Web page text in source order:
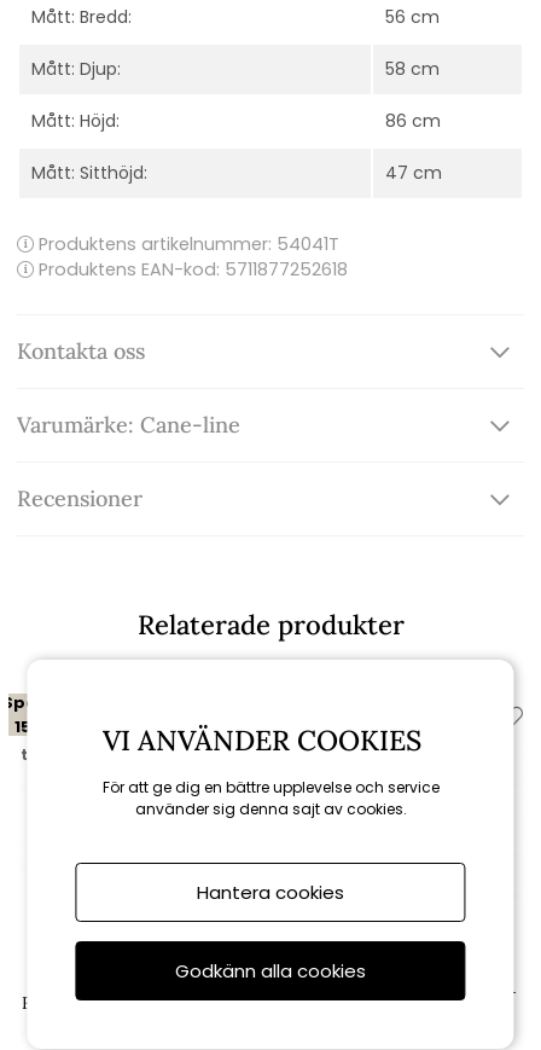
Mått: Bredd: 56 cm
Mått: Djup: 58 cm
Mått: Höjd: 86 cm
Mått: Sitthöjd: 47 cm
Produktens artikelnummer: 54041T
Produktens EAN-kod: 5711877252618
Kontakta oss
Varumärke: Cane-line
Recensioner
Relaterade produkter
Spara
15%
till 16/8
Cane-line
Flip fällstol u/armstöd - teak
15%
till 16/8
Cane-line
Flip sitt-/ryggdyna fällstol -
VI ANVÄNDER COOKIES
För att ge dig en bättre upplevelse och service
använder sig denna sajt av cookies.
Hantera cookies
Godkänn alla cookies